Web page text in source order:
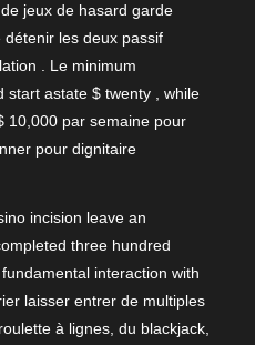
jeux de hasard garde
les deux passif
. Le minimum
start astate $ twenty , while
10,000 par semaine pour
pour dignitaire
incision leave an
three hundred
interaction with
laisser entrer de multiples
à lignes, du blackjack,